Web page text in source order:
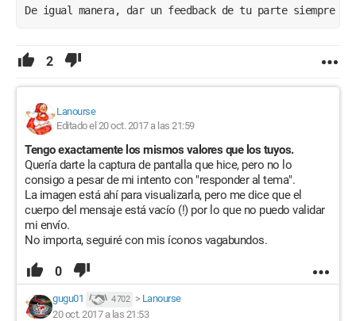
De igual manera, dar un feedback de tu parte siempre
2
Lanourse
Editado el 20 oct. 2017 a las 21:59
Tengo exactamente los mismos valores que los tuyos.
Quería darte la captura de pantalla que hice, pero no lo
consigo a pesar de mi intento con "responder al tema".
La imagen está ahí para visualizarla, pero me dice que el
cuerpo del mensaje está vacío (!) por lo que no puedo validar
mi envío.
No importa, seguiré con mis íconos vagabundos.
0
gugu01 4 702 > Lanourse
20 oct. 2017 a las 21:53